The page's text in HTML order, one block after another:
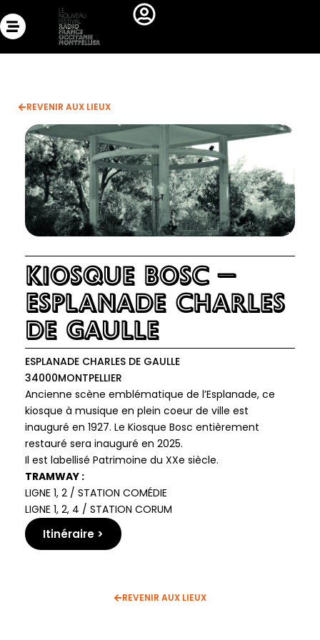
au
REVENIR AUX LIEUX
Kiosque Bosc –
Esplanade Charles
de Gaulle
ESPLANADE CHARLES DE GAULLE
34000MONTPELLIER
Ancienne scène emblématique de l’Esplanade, ce
kiosque à musique en plein coeur de ville est
inauguré en 1927. Le Kiosque Bosc entièrement
restauré sera inauguré en 2025.
Il est labellisé Patrimoine du XXe siècle.
TRAMWAY :
LIGNE 1, 2 / STATION COMÉDIE
LIGNE 1, 2, 4 / STATION CORUM
Itinéraire >
REVENIR AUX LIEUX